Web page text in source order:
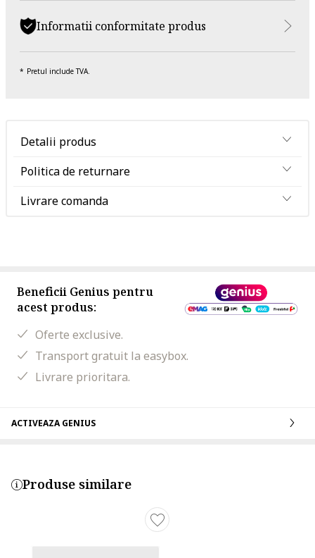
Informatii conformitate produs
Pretul include TVA.
Detalii produs
Politica de returnare
Livrare comanda
Beneficii Genius pentru
acest produs:
Oferte exclusive.
Transport gratuit la easybox.
Livrare prioritara.
ACTIVEAZA GENIUS
Produse similare